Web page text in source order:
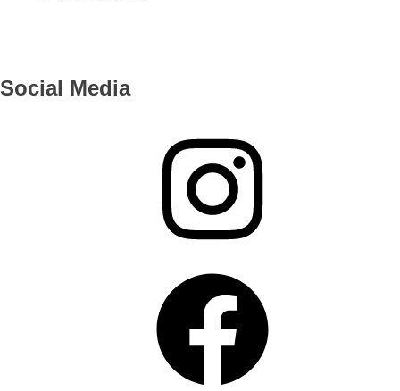
Social Media